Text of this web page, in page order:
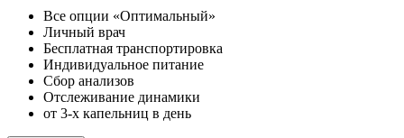
Все опции «Оптимальный»
Личный врач
Бесплатная транспортировка
Индивидуальное питание
Сбор анализов
Отслеживание динамики
от 3-х капельниц в день